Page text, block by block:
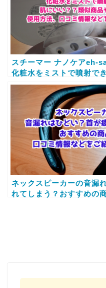
スチーマー ナノケアeh-
化粧水をミストで噴射で
類似商品やおすすめの使
などをご紹介します！
ネックスピーカーの音漏
れてしまう？おすすめの